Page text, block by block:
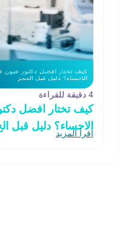
4 دقيقة للقراءة
كيف تختار افضل
الاحساء؟ دليل قبل
اقرأ المزيد